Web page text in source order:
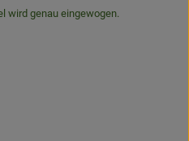
wird genau eingewogen.